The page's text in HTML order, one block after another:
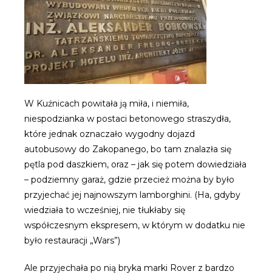
W Kuźnicach powitała ją miła, i niemiła,
niespodzianka w postaci betonowego straszydła,
które jednak oznaczało wygodny dojazd
autobusowy do Zakopanego, bo tam znalazła się
pętla pod daszkiem, oraz – jak się potem dowiedziała
– podziemny garaż, gdzie przecież można by było
przyjechać jej najnowszym lamborghini. (Ha, gdyby
wiedziała to wcześniej, nie tłukłaby się
współczesnym ekspresem, w którym w dodatku nie
było restauracji „Wars”)
Ale przyjechała po nią bryka marki Rover z bardzo